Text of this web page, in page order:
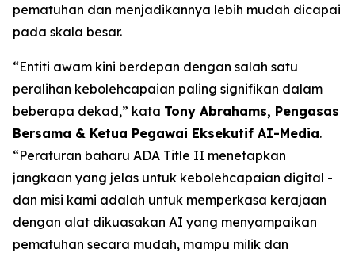
pematuhan dan menjadikannya lebih mudah dicapai
pada skala besar.
“Entiti awam kini berdepan dengan salah satu
peralihan kebolehcapaian paling signifikan dalam
beberapa dekad,” kata Tony Abrahams, Pengasas
Bersama & Ketua Pegawai Eksekutif AI-Media.
“Peraturan baharu ADA Title II menetapkan
jangkaan yang jelas untuk kebolehcapaian digital -
dan misi kami adalah untuk memperkasa kerajaan
dengan alat dikuasakan AI yang menyampaikan
pematuhan secara mudah, mampu milik dan